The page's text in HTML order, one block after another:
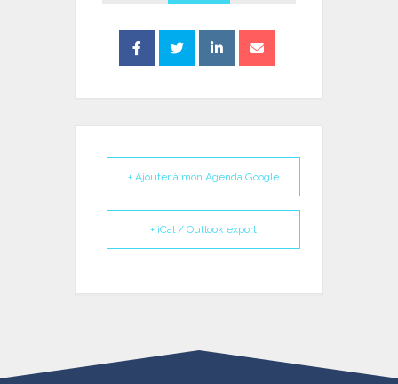
+ Ajouter à mon Agenda Google
+ iCal / Outlook export